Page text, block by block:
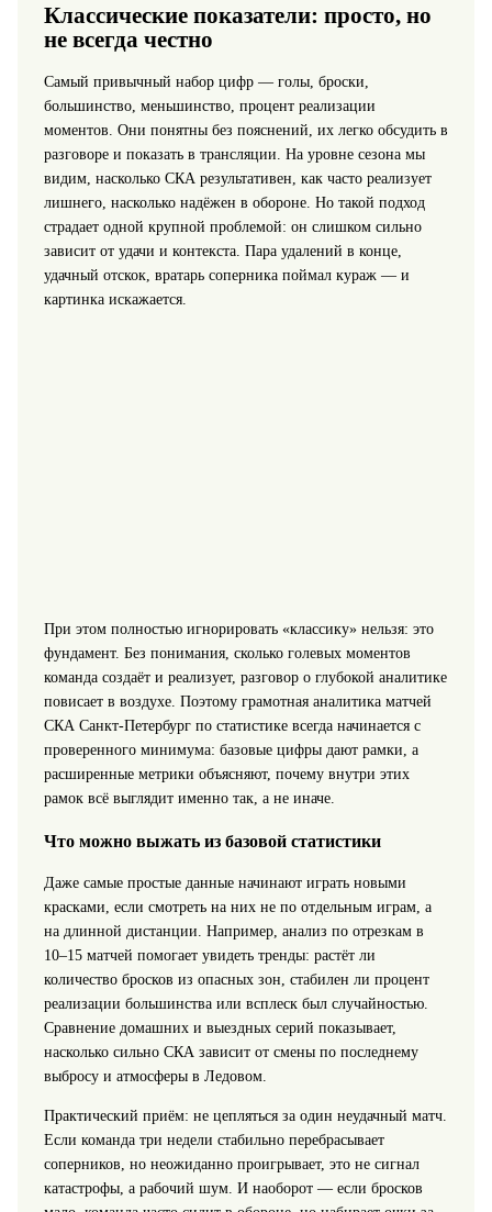
Классические показатели: просто, но
не всегда честно
Самый привычный набор цифр — голы, броски,
большинство, меньшинство, процент реализации
моментов. Они понятны без пояснений, их легко обсудить в
разговоре и показать в трансляции. На уровне сезона мы
видим, насколько СКА результативен, как часто реализует
лишнего, насколько надёжен в обороне. Но такой подход
страдает одной крупной проблемой: он слишком сильно
зависит от удачи и контекста. Пара удалений в конце,
удачный отскок, вратарь соперника поймал кураж — и
картинка искажается.
При этом полностью игнорировать «классику» нельзя: это
фундамент. Без понимания, сколько голевых моментов
команда создаёт и реализует, разговор о глубокой аналитике
повисает в воздухе. Поэтому грамотная аналитика матчей
СКА Санкт-Петербург по статистике всегда начинается с
проверенного минимума: базовые цифры дают рамки, а
расширенные метрики объясняют, почему внутри этих
рамок всё выглядит именно так, а не иначе.
Что можно выжать из базовой статистики
Даже самые простые данные начинают играть новыми
красками, если смотреть на них не по отдельным играм, а
на длинной дистанции. Например, анализ по отрезкам в
10–15 матчей помогает увидеть тренды: растёт ли
количество бросков из опасных зон, стабилен ли процент
реализации большинства или всплеск был случайностью.
Сравнение домашних и выездных серий показывает,
насколько сильно СКА зависит от смены по последнему
выбросу и атмосферы в Ледовом.
Практический приём: не цепляться за один неудачный матч.
Если команда три недели стабильно перебрасывает
соперников, но неожиданно проигрывает, это не сигнал
катастрофы, а рабочий шум. И наоборот — если бросков